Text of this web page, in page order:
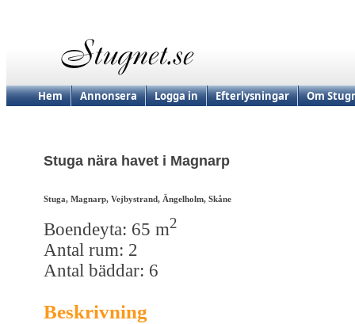
Hem Annonsera Logga in Efterlysningar Om
Stuga nära havet i Magnarp
Stuga, Magnarp, Vejbystrand, Ängelholm, Skåne
Boendeyta: 65 m2
Antal rum: 2
Antal bäddar: 6
Beskrivning